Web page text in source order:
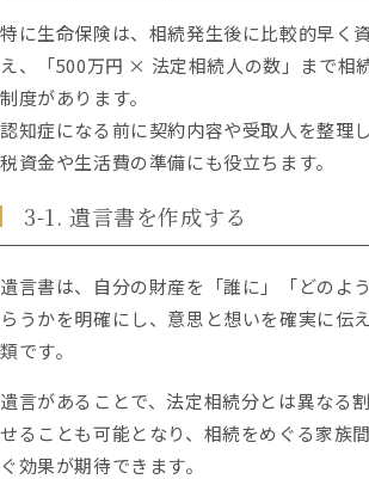
特に生命保険は、相続発生後に比較的早く
え、「500万円 × 法定相続人の数」まで相
制度があります。
認知症になる前に契約内容や受取人を整理
税資金や生活費の準備にも役立ちます。
3-1. 遺言書を作成する
遺言書は、自分の財産を「誰に」「どのよ
らうかを明確にし、意思と想いを確実に伝
類です。
遺言があることで、法定相続分とは異なる
せることも可能となり、相続をめぐる家族
ぐ効果が期待できます。